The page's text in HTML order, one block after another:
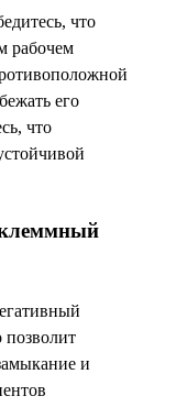
что
рабочем
его
что
клеммный
и